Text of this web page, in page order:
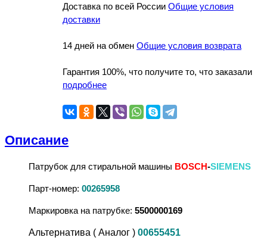
Доставка по всей России Общие условия
доставки
14 дней на обмен Общие условия возврата
Гарантия 100%, что получите то, что заказали
подробнее
Описание
Патрубок для стиральной машины BOSCH-SIEMENS
Парт-номер: 00265958
Маркировка на патрубке: 5500000169
Альтернатива ( Аналог ) 00655451